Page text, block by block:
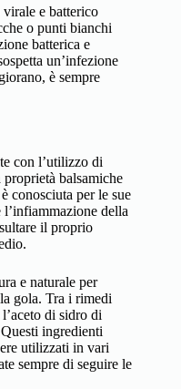
e batterico
o punti bianchi
batterica e
un’infezione
è sempre
con l’utilizzo di
proprietà balsamiche
conosciuta per le sue
della
il proprio
e naturale per
gola. Tra i rimedi
di sidro di
ingredienti
utilizzati in vari
sempre di seguire le